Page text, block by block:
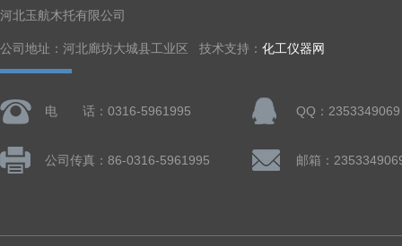
河北玉航木托有限公司
公司地址：河北廊坊大城县工业区 技术支持： 化工仪器网
电 话：0316-5961995 QQ：2353349069
公司传真：86-0316-5961995 邮箱：